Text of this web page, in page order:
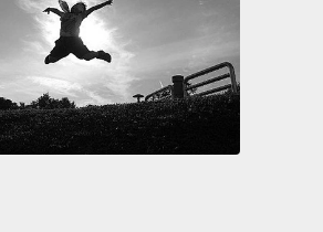
are too simplistic,
darker, or desaturated tones.
互補色就是色環上位置相反的
典的紅配綠。為了避免互補配
暗色或不飽和色調創造多樣的